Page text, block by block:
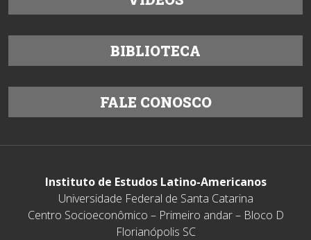
BIBLIOTECA
FALE CONOSCO
Instituto de Estudos Latino-Americanos
Universidade Federal de Santa Catarina
Centro Socioeconômico – Primeiro andar – Bloco D
Florianópolis SC